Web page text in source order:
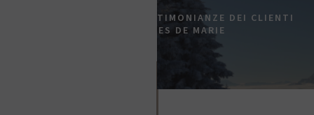
PARERI DI ESPERTI E TESTIMONIANZE DEI CLIENTI
SU LES FERMES DE MARIE